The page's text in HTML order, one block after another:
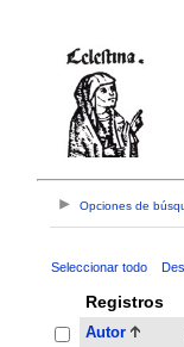
Opciones de
Seleccionar todo
Registros
Autor